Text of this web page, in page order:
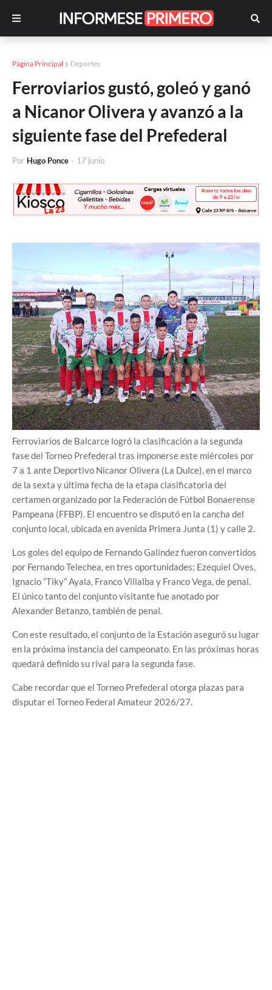
Página Principal Deportes
Ferroviarios gustó, goleó y ganó
a Nicanor Olivera y avanzó a la
siguiente fase del Prefederal
Por Hugo Ponce - 17 junio
Ferroviarios de Balcarce logró la clasificación a la segunda
fase del Torneo Prefederal tras imponerse este miércoles por
7 a 1 ante Deportivo Nicanor Olivera (La Dulce), en el marco
de la sexta y última fecha de la etapa clasificatoria del
certamen organizado por la Federación de Fútbol Bonaerense
Pampeana (FFBP). El encuentro se disputó en la cancha del
conjunto local, ubicada en avenida Primera Junta (1) y calle 2.
Los goles del equipo de Fernando Galíndez fueron convertidos
por Fernando Telechea, en tres oportunidades; Ezequiel Oves,
Ignacio “Tiky” Ayala, Franco Villalba y Franco Vega, de penal.
El único tanto del conjunto visitante fue anotado por
Alexander Betanzo, también de penal.
Con este resultado, el conjunto de la Estación aseguró su lugar
en la próxima instancia del campeonato. En las próximas horas
quedará definido su rival para la segunda fase.
Cabe recordar que el Torneo Prefederal otorga plazas para
disputar el Torneo Federal Amateur 2026/27.